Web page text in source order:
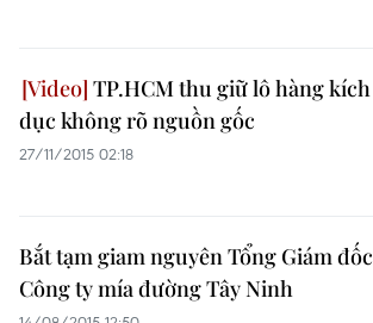
TP.HCM thu giữ lô hàng kích
dục không rõ nguồn gốc
27/11/2015 02:18
Bắt tạm giam nguyên Tổng Giám đốc
Công ty mía đường Tây Ninh